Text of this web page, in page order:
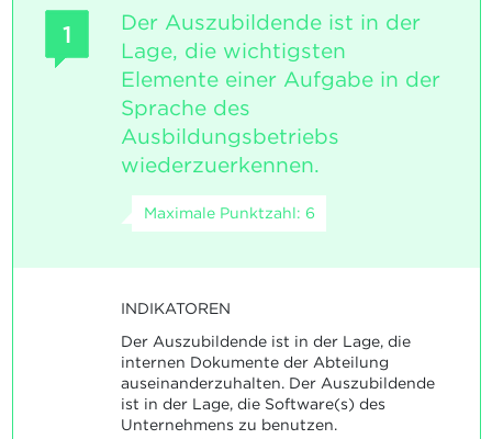
1
Der Auszubildende ist in der
Lage, die wichtigsten
Elemente einer Aufgabe in der
Sprache des
Ausbildungsbetriebs
wiederzuerkennen.
Maximale Punktzahl: 6
INDIKATOREN
Der Auszubildende ist in der Lage, die
internen Dokumente der Abteilung
auseinanderzuhalten. Der Auszubildende
ist in der Lage, die Software(s) des
Unternehmens zu benutzen.